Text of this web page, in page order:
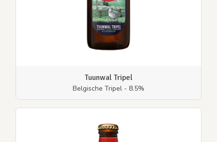
Tuunwal Tripel
Belgische Tripel - 8.5%